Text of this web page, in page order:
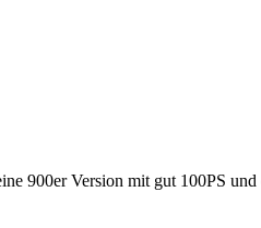
900er Version mit gut 100PS